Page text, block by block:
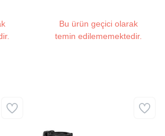
Bu ürün geçici olarak
temin edilememektedir.